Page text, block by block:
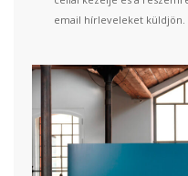
email hírleveleket küldjön.